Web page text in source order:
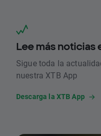
Lee más noticias
Sigue toda la
nuestra XTB App
Descarga la XTB App